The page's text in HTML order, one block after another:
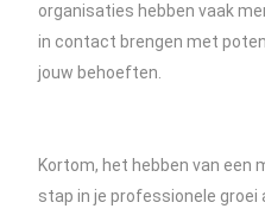
organisaties hebben vaak
in contact brengen met
jouw behoeften.
Kortom, het hebben van een
stap in je professionele